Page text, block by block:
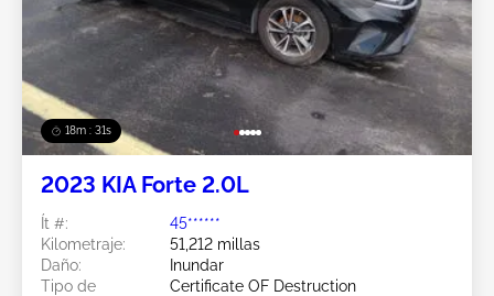
18m : 28s
2023 KIA Forte 2.0L
Ít #:
45******
Kilometraje:
51,212 millas
Daño:
Inundar
Tipo de
Certificate OF Destruction